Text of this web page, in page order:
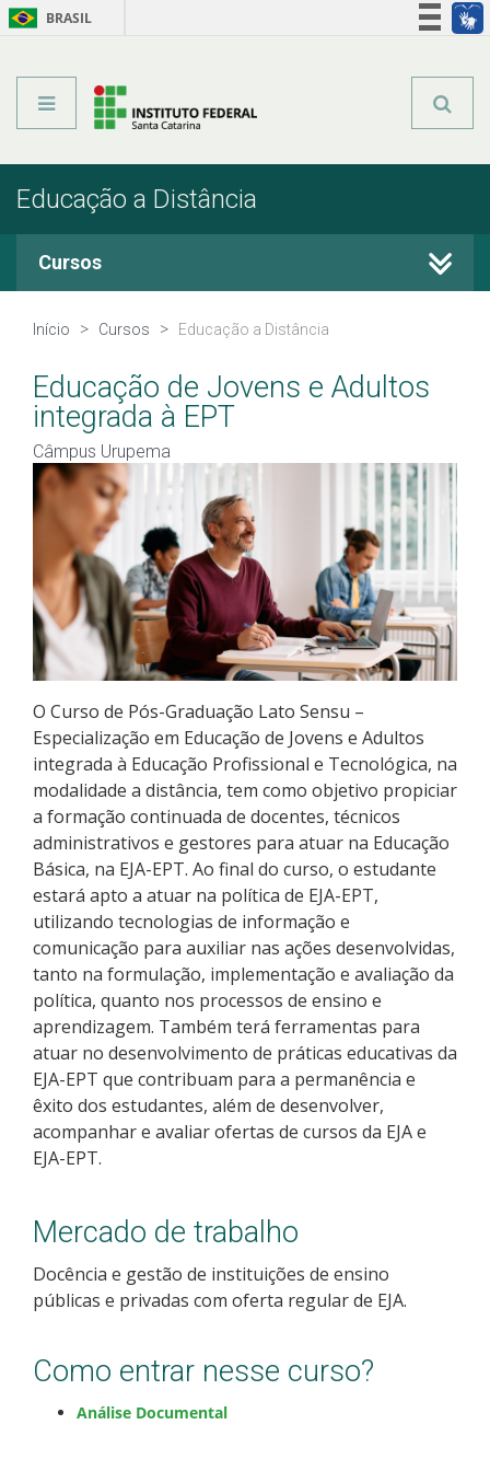
BRASIL
Educação a Distância
Cursos
Cursos Técnicos
Graduação
Qualificação Profissional
Pós-graduação
Educação a Distância
Educação de Jovens e Adultos
Transferências e retornos
PartiuIF
Parcerias
Processo de Inscrição
Resultados
Como posso estudar no IFSC?
Calendário de inscrições
Orientações para comprovação de cotas
Inscrições e acompanhamento
Estatísticas dos Processos Seletivos
Início Cursos Educação a Distância
Educação de Jovens e Adultos
integrada à EPT
Câmpus Urupema
O Curso de Pós-Graduação Lato Sensu –
Especialização em Educação de Jovens e Adultos
integrada à Educação Profissional e Tecnológica, na
modalidade a distância, tem como objetivo propiciar
a formação continuada de docentes, técnicos
administrativos e gestores para atuar na Educação
Básica, na EJA-EPT. Ao final do curso, o estudante
estará apto a atuar na política de EJA-EPT,
utilizando tecnologias de informação e
comunicação para auxiliar nas ações desenvolvidas,
tanto na formulação, implementação e avaliação da
política, quanto nos processos de ensino e
aprendizagem. Também terá ferramentas para
atuar no desenvolvimento de práticas educativas da
EJA-EPT que contribuam para a permanência e
êxito dos estudantes, além de desenvolver,
acompanhar e avaliar ofertas de cursos da EJA e
EJA-EPT.
Mercado de trabalho
Docência e gestão de instituições de ensino
públicas e privadas com oferta regular de EJA.
Como entrar nesse curso?
Análise Documental